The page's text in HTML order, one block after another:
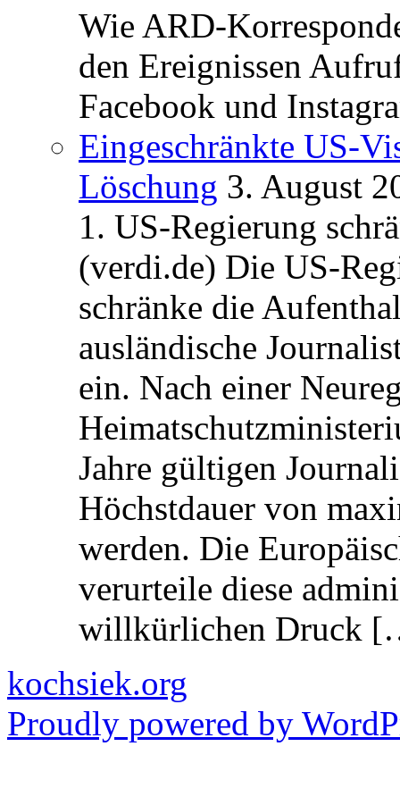
Wie ARD-
den Ereignissen
Facebook und
Eingeschränkte US-
Löschung 3. August
1. US-Regierung
(verdi.de) Die US-
schränke die
ausländische
ein. Nach einer
Jahre gültigen
Höchstdauer von
werden. Die
verurteile diese
willkürlichen Druck
kochsiek.org
Proudly powered by